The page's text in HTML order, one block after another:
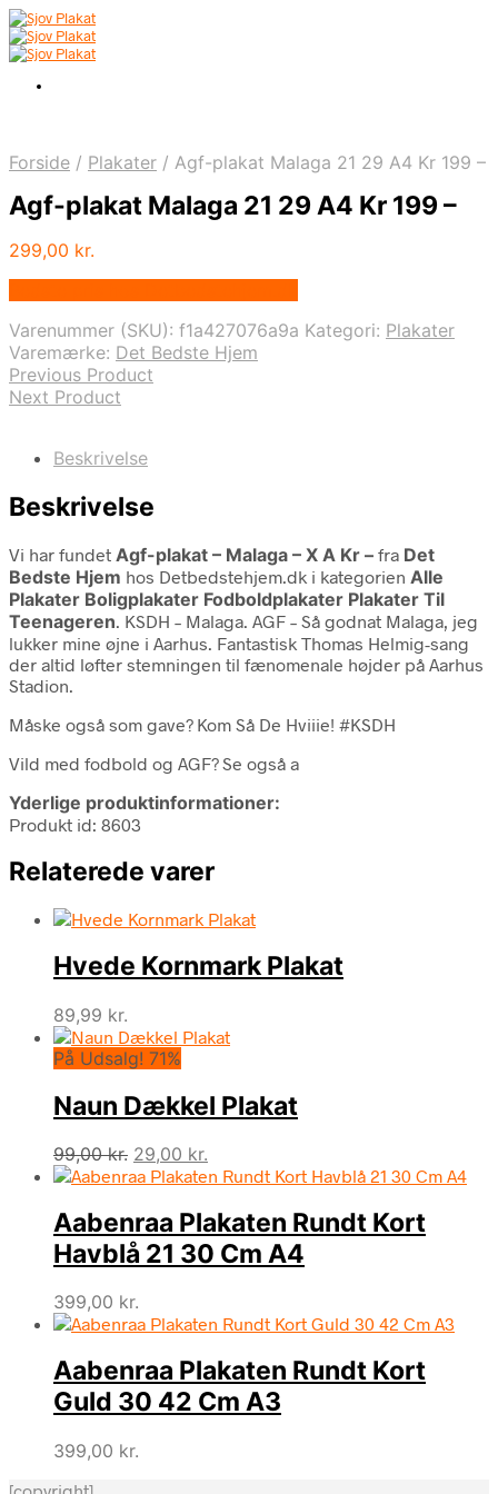
Forside / Plakater / Agf-plakat Malaga 21 29 A4 Kr 199 –
Agf-plakat Malaga 21 29 A4 Kr 199 –
299,00 kr.
Varenummer (SKU): f1a427076a9a Kategori: Plakater
Varemærke: Det Bedste Hjem
Previous Product
Next Product
Beskrivelse
Beskrivelse
Vi har fundet Agf-plakat – Malaga – X A Kr – fra Det
Bedste Hjem hos Detbedstehjem.dk i kategorien Alle
Plakater Boligplakater Fodboldplakater Plakater Til
Teenageren. KSDH – Malaga. AGF – Så godnat Malaga, jeg
lukker mine øjne i Aarhus. Fantastisk Thomas Helmig-sang
der altid løfter stemningen til fænomenale højder på Aarhus
Stadion.
Måske også som gave? Kom Så De Hviiie! #KSDH
Vild med fodbold og AGF? Se også a
Yderlige produktinformationer:
Produkt id: 8603
Relaterede varer
Hvede Kornmark Plakat
89,99 kr.
På Udsalg! 71%
Naun Dækkel Plakat
99,00kr. Den
oprindelige
var:
99,00 kr..
29,00 kr.
aktuelle
er:
29,00 kr..
Aabenraa Plakaten Rundt Kort
Havblå 21 30 Cm A4
399,00 kr.
Aabenraa Plakaten Rundt Kort
Guld 30 42 Cm A3
399,00 kr.
[copyright]